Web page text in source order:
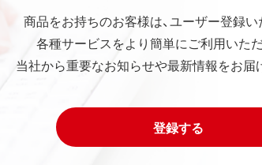
商品をお持ちのお客様は、ユーザー登録
各種サービスをより簡単にご利用いただ
当社から重要なお知らせや最新情報をお届
登録する